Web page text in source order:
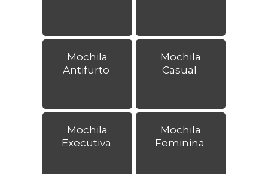
Mochila
Antifurto
Mochila
Casual
Mochila
Executiva
Mochila
Feminina